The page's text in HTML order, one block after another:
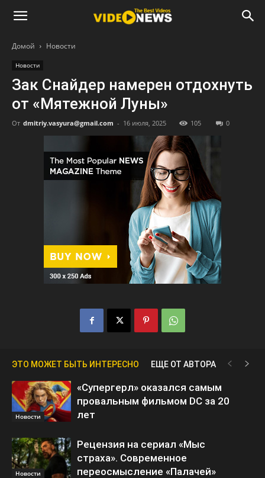
Домой Новости
Новости
Зак Снайдер намерен отдохнуть
от «Мятежной Луны»
От dmitriy.vasyura@gmail.com - 16 июля, 2025 105 0
ЭТО МОЖЕТ БЫТЬ ИНТЕРЕСНО ЕЩЕ ОТ АВТОРА
Новости
«Супергерл» оказался самым
провальным фильмом DC за 20
лет
Новости
Рецензия на сериал «Мыс
страха». Современное
переосмысление «Палачей»